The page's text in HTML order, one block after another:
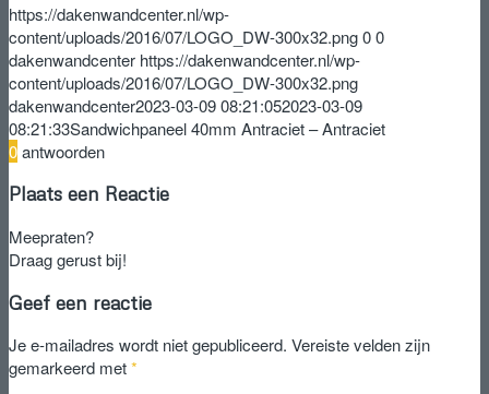
https://dakenwandcenter.nl/wp-
content/uploads/2016/07/LOGO_DW-300x32.png00
dakenwandcenter https://dakenwandcenter.nl/wp-
content/uploads/2016/07/LOGO_DW-300x32.png
dakenwandcenter2023-03-09 08:21:052023-03-09
08:21:33Sandwichpaneel 40mm Antraciet – Antraciet
0antwoorden
Plaats een Reactie
Meepraten?
Draag gerust bij!
Geef een reactie
Je e-mailadres wordt niet gepubliceerd. Vereiste velden zijn
gemarkeerd met*